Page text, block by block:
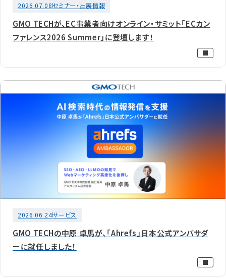
2026.07.08セミナー・出展情報
GMO TECHが、EC事業者向けオンライン・サミット「ECカン
ファレンス2026 Summer」に登壇します！
2026.06.24サービス
GMO TECHの中原 卓馬が、「Ahrefs」日本公式アンバサダ
ーに就任しました！